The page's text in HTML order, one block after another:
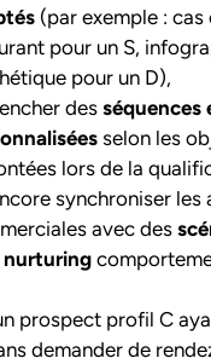
(par exemple : cas
pour un S,
pour un D),
des séquences
selon les
lors de la
synchroniser les
avec des
nurturing
prospect profil C
demander de